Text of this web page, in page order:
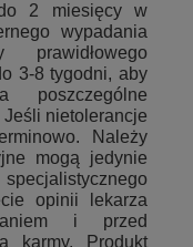
2 miesięcy w
wypadania
3-8 tygodni, aby
poszczególne
nietolerancje
Należy
mogą jedynie
opinii lekarza
i przed
karmy. Produkt